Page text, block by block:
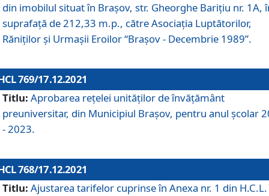
din imobilul situat în Braşov, str. Gheorghe Bariţiu nr. 1A,
suprafaţă de 212,33 m.p., către Asociaţia Luptătorilor,
Răniţilor şi Urmaşii Eroilor “Braşov - Decembrie 1989”.
769/17.12.2021
Titlu: Aprobarea reţelei unităţilor de învăţământ
preuniversitar, din Municipiul Braşov, pentru anul şcolar
- 2023.
768/17.12.2021
Titlu: Ajustarea tarifelor cuprinse în Anexa nr. 1 din H.C.L.